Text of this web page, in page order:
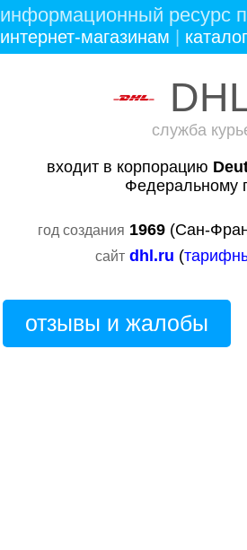
информационный ресурс
интернет-магазинам каталог
служба
входит в корпорацию
Федеральному
год создания 1969 (Сан-
сайт dhl.ru (
отзывы и жалобы